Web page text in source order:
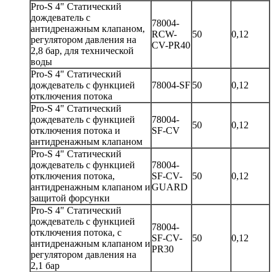
Pro-S 4" Статический
дождеватель с
антидренажным клапаном,
регулятором давления на
2,8 бар, для технической
воды
78004-
RCW-
CV-PR40
50 0,12
Pro-S 4" Статический
дождеватель с функцией
отключения потока
78004-SF 50 0,12
Pro-S 4" Статический
дождеватель с функцией
отключения потока и
антидренажным клапаном
78004-
SF-CV
50 0,12
Pro-S 4" Статический
дождеватель с функцией
отключения потока,
антидренажным клапаном и
защитой форсунки
78004-
SF-CV-
GUARD
50 0,12
Pro-S 4" Статический
дождеватель с функцией
отключения потока, с
антидренажным клапаном и
регулятором давления на
2,1 бар
78004-
SF-CV-
PR30
50 0,12